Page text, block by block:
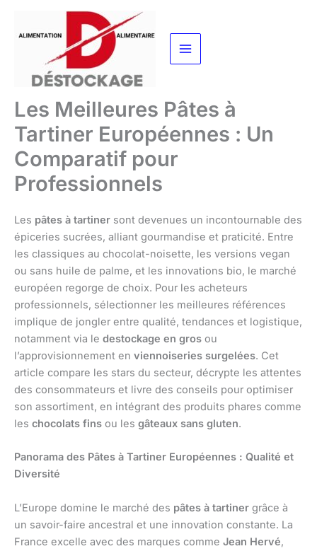
contenu
Les Meilleures Pâtes à
Tartiner Européennes : Un
Comparatif pour
Professionnels
Les pâtes à tartiner sont devenues un incontournable des
épiceries sucrées, alliant gourmandise et praticité. Entre
les classiques au chocolat-noisette, les versions vegan
ou sans huile de palme, et les innovations bio, le marché
européen regorge de choix. Pour les acheteurs
professionnels, sélectionner les meilleures références
implique de jongler entre qualité, tendances et logistique,
notamment via le destockage en gros ou
l’approvisionnement en viennoiseries surgelées. Cet
article compare les stars du secteur, décrypte les attentes
des consommateurs et livre des conseils pour optimiser
son assortiment, en intégrant des produits phares comme
les chocolats fins ou les gâteaux sans gluten.
Panorama des Pâtes à Tartiner Européennes : Qualité et
Diversité
L’Europe domine le marché des pâtes à tartiner grâce à
un savoir-faire ancestral et une innovation constante. La
France excelle avec des marques comme Jean Hervé,